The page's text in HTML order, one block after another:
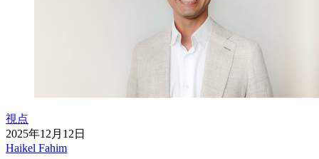
視点
2025年12月12日
Haikel Fahim